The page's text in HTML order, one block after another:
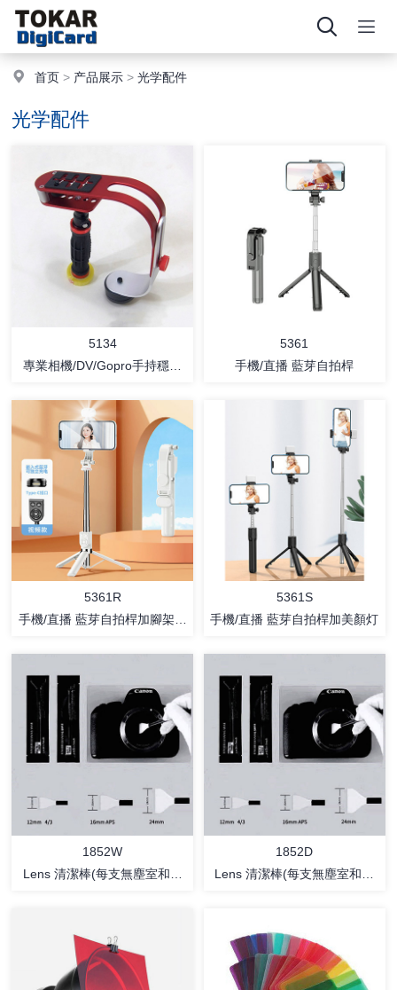
首页 > 产品展示 >光学配件
光学配件
详情
5134
專業相機/DV/Gopro手持穩定
详情
5361
手機/直播 藍芽自拍桿
详情
5361R
手機/直播 藍芽自拍桿加腳架承
详情
5361S
手機/直播 藍芽自拍桿加美顏灯
1852W
Lens 清潔棒(每支無塵室和真
1852D
Lens 清潔棒(每支無塵室和真